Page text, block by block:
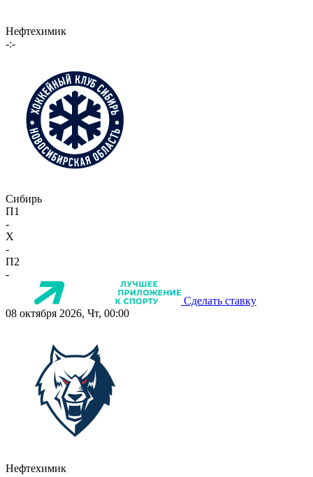
Нефтехимик
-:-
Сибирь
П1
-
X
-
П2
-
Сделать ставку
08 октября 2026, Чт, 00:00
Нефтехимик